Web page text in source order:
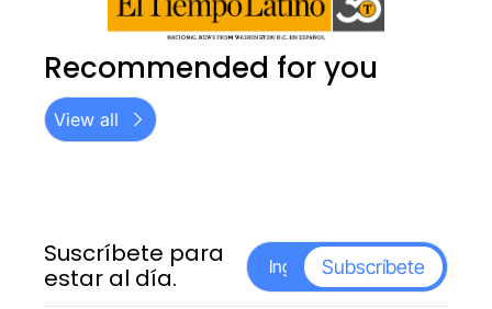
Recommended for you
View all
Suscríbete para
estar al día.
Subscríbete